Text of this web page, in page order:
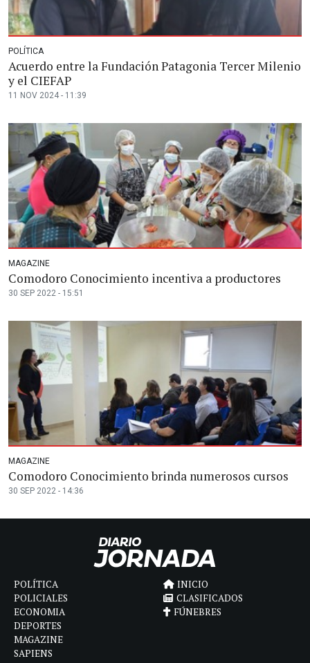
POLÍTICA
Acuerdo entre la Fundación Patagonia Tercer Milenio
y el CIEFAP
11 NOV 2024 - 11:39
MAGAZINE
Comodoro Conocimiento incentiva a productores
30 SEP 2022 - 15:51
MAGAZINE
Comodoro Conocimiento brinda numerosos cursos
30 SEP 2022 - 14:36
POLÍTICA
POLICIALES
ECONOMIA
DEPORTES
MAGAZINE
SAPIENS
INICIO
CLASIFICADOS
FÚNEBRES